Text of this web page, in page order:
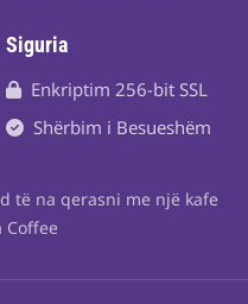
Siguria
Enkriptim 256-bit SSL
Shërbim i Besueshëm
të na qerasni me një kafe
Coffee